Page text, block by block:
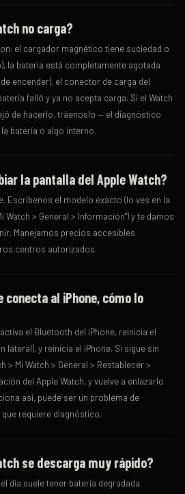
no carga?
el cargador magnético tiene suciedad o
la batería está completamente agotada
encender), el conector de carga del
falló y ya no acepta carga. Si el Watch
de hacerlo, tráenoslo — el diagnóstico
batería o algo interno.
la pantalla del Apple Watch?
Escríbenos el modelo exacto (lo ves en la
Watch > General > Información") y te damos
Manejamos precios accesibles
centros autorizados.
conecta al iPhone, cómo lo
el Bluetooth del iPhone, reinicia el
lateral), y reinicia el iPhone. Si sigue sin
> Mi Watch > General > Restablecer >
del Apple Watch, y vuelve a enlazarlo
así, puede ser un problema de
requiere diagnóstico.
se descarga muy rápido?
día suele tener batería degradada